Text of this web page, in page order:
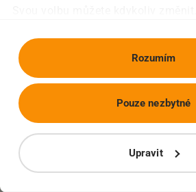
Rozumím
Upravit
Pouze nezbytné